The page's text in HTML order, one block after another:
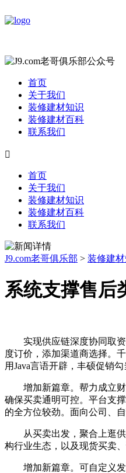
首页
关于我们
装修建材知识
装修建材百科
联系我们

首页
关于我们
装修建材知识
装修建材百科
联系我们
J9.com老哥俱乐部 > 装修建
系统支撑售后
实现供应链深度协同取资
度订价，添加渠道商选择。
用Java言语开辟，丰硕促销
增加新篇章。帮力成立财
确保买卖通明可控。平台支
的全方位较劲。面向公司、
从买卖出发，聚合上逛供
构行业生态，以及现货买卖
增加新篇章。可自定义发